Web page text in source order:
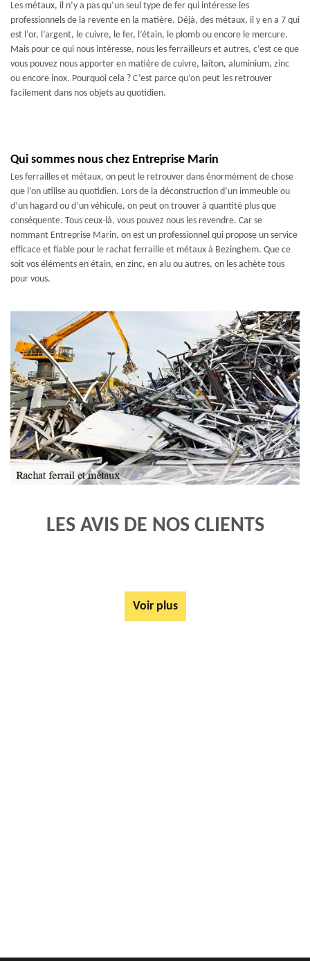
Les métaux, il n’y a pas qu’un seul type de fer qui intéresse les
professionnels de la revente en la matière. Déjà, des métaux, il y en a 7 qui
est l’or, l’argent, le cuivre, le fer, l’étain, le plomb ou encore le mercure.
Mais pour ce qui nous intéresse, nous les ferrailleurs et autres, c’est ce que
vous pouvez nous apporter en matière de cuivre, laiton, aluminium, zinc
ou encore inox. Pourquoi cela ? C’est parce qu’on peut les retrouver
facilement dans nos objets au quotidien.
Qui sommes nous chez Entreprise Marin
Les ferrailles et métaux, on peut le retrouver dans énormément de chose
que l’on utilise au quotidien. Lors de la déconstruction d’un immeuble ou
d’un hagard ou d’un véhicule, on peut on trouver à quantité plus que
conséquente. Tous ceux-là, vous pouvez nous les revendre. Car se
nommant Entreprise Marin, on est un professionnel qui propose un service
efficace et fiable pour le rachat ferraille et métaux à Bezinghem. Que ce
soit vos éléments en étain, en zinc, en alu ou autres, on les achète tous
pour vous.
LES AVIS DE NOS CLIENTS
Voir plus